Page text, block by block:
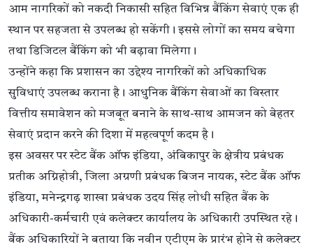
आम नागरिकों को नकदी निकासी सहित विभिन्न बैंकिंग सेवाएं एक ही
स्थान पर सहजता से उपलब्ध हो सकेंगी। इससे लोगों का समय बचेगा
तथा डिजिटल बैंकिंग को भी बढ़ावा मिलेगा।
उन्होंने कहा कि प्रशासन का उद्देश्य नागरिकों को अधिकाधिक
सुविधाएं उपलब्ध कराना है। आधुनिक बैंकिंग सेवाओं का विस्तार
वित्तीय समावेशन को मजबूत बनाने के साथ-साथ आमजन को बेहतर
सेवाएं प्रदान करने की दिशा में महत्वपूर्ण कदम है।
इस अवसर पर स्टेट बैंक ऑफ इंडिया, अंबिकापुर के क्षेत्रीय प्रबंधक
प्रतीक अग्निहोत्री, जिला अग्रणी प्रबंधक बिजन नायक, स्टेट बैंक ऑफ
इंडिया, मनेन्द्रगढ़ शाखा प्रबंधक उदय सिंह लोधी सहित बैंक के
अधिकारी-कर्मचारी एवं कलेक्टर कार्यालय के अधिकारी उपस्थित रहे।
बैंक अधिकारियों ने बताया कि नवीन एटीएम के प्रारंभ होने से कलेक्टर